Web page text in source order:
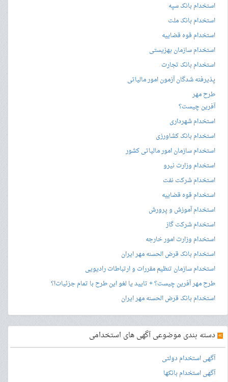
استخدام بانک سپه
استخدام بانک ملت
استخدام قوه قضاییه
استخدام سازمان بهزیستی
استخدام بانک تجارت
پذیرفته شدگان آزمون امور مالیاتی
طرح مهر
آفرین چیست؟
استخدام شهرداری
استخدام بانک کشاورزی
استخدام سازمان امور مالیاتی کشور
استخدام وزارت نیرو
استخدام شرکت نفت
استخدام قوه قضاییه
استخدام آموزش و پرورش
استخدام شرکت گاز
استخدام وزارت امور خارجه
استخدام بانک قرض الحسنه مهر ایران
استخدام سازمان تنظیم مقررات و ارتباطات رادیویی
طرح مهر آفرین چیست؟ + تایید یا لغو این طرح با تمام جزئیات!؟
استخدام بانک قرض الحسنه مهر ایران
» دسته بندی موضوعی آگهی های استخدامی
آگهی استخدام دولتی
آگهی استخدام بانکها